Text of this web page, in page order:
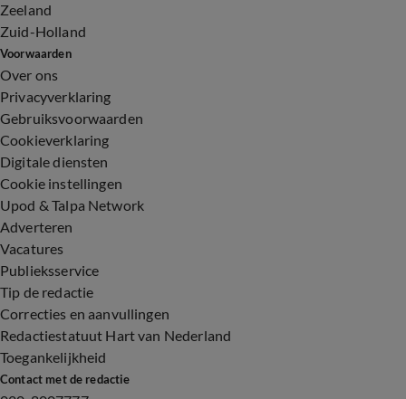
Zeeland
Zuid-Holland
Voorwaarden
Over ons
Privacyverklaring
Gebruiksvoorwaarden
Cookieverklaring
Digitale diensten
Cookie instellingen
Upod & Talpa Network
Adverteren
Vacatures
Publieksservice
Tip de redactie
Correcties en aanvullingen
Redactiestatuut Hart van Nederland
Toegankelijkheid
Contact met de redactie